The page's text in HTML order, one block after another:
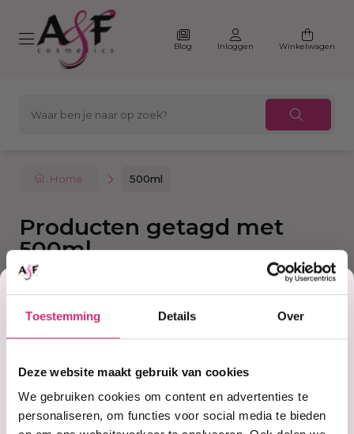
Toestemming Details Over
Deze website maakt gebruik van cookies
We gebruiken cookies om content en advertenties te
personaliseren, om functies voor social media te bieden
Blog Inloggen Winkelwagen
Home 500ml
Producten getagd met
500ml
Sorteer
Korting
op je
eerste